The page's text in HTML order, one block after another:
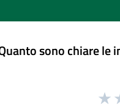
sono chiare le